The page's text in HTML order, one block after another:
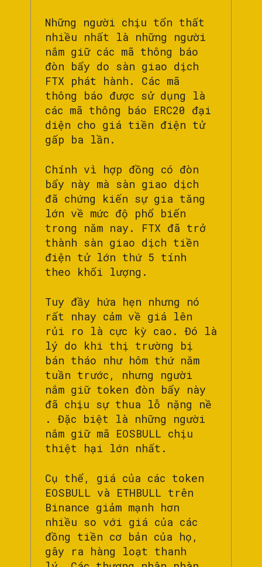
Những người chịu tổn thất
nhiều nhất là những người
nắm giữ các mã thông báo
đòn bẩy do sàn giao dịch
FTX phát hành. Các mã
thông báo được sử dụng là
các mã thông báo ERC20 đại
diện cho giá tiền điện tử
gấp ba lần.
Chính vì hợp đồng có đòn
bẩy này mà sàn giao dịch
đã chứng kiến sự gia tăng
lớn về mức độ phổ biến
trong năm nay. FTX đã trở
thành sàn giao dịch tiền
điện tử lớn thứ 5 tính
theo khối lượng.
Tuy đầy hứa hẹn nhưng nó
rất nhay cảm về giá lên
rủi ro là cực kỳ cao. Đó là
lý do khi thị trường bị
bán tháo như hôm thứ năm
tuần trước, nhưng người
nắm giữ token đòn bẩy này
đã chịu sự thua lỗ nặng nề
. Đặc biệt là những người
nắm giữ mã EOSBULL chịu
thiệt hại lớn nhất.
Cụ thể, giá của các token
EOSBULL và ETHBULL trên
Binance giảm mạnh hơn
nhiều so với giá của các
đồng tiền cơ bản của họ,
gây ra hàng loạt thanh